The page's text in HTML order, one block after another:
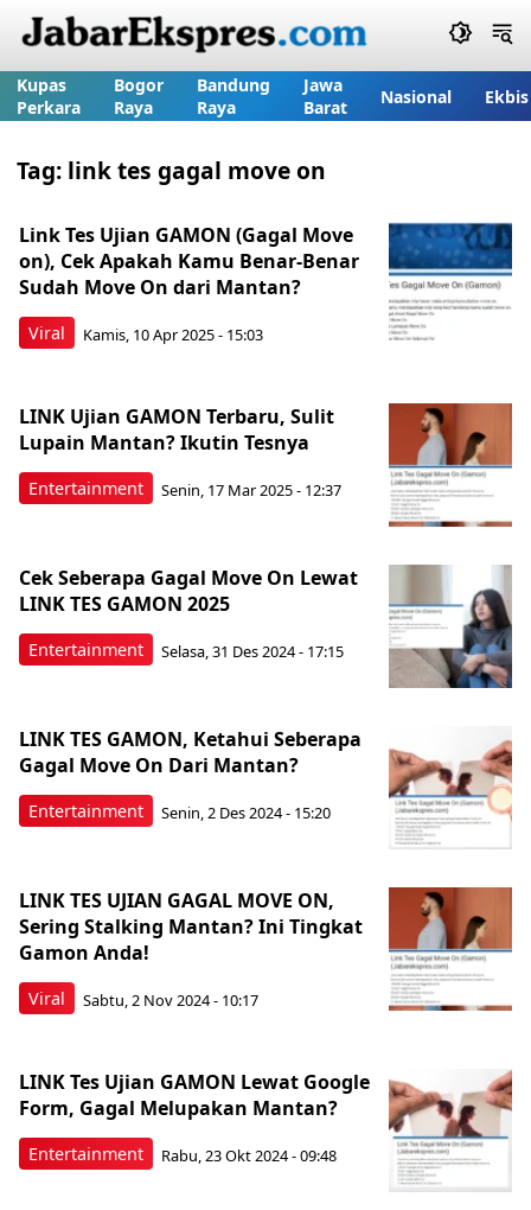
Kupas
Perkara
Bogor
Raya
Bandung
Raya
Jawa
Barat
Nasional Ekbis
Tag: link tes gagal move on
Viral
Link Tes Ujian GAMON (Gagal Move
on), Cek Apakah Kamu Benar-Benar
Sudah Move On dari Mantan?
Kamis, 10 Apr 2025 - 15:03
Entertainment
LINK Ujian GAMON Terbaru, Sulit
Lupain Mantan? Ikutin Tesnya
Senin, 17 Mar 2025 - 12:37
Entertainment
Cek Seberapa Gagal Move On Lewat
LINK TES GAMON 2025
Selasa, 31 Des 2024 - 17:15
Entertainment
LINK TES GAMON, Ketahui Seberapa
Gagal Move On Dari Mantan?
Senin, 2 Des 2024 - 15:20
Viral
LINK TES UJIAN GAGAL MOVE ON,
Sering Stalking Mantan? Ini Tingkat
Gamon Anda!
Sabtu, 2 Nov 2024 - 10:17
Entertainment
LINK Tes Ujian GAMON Lewat Google
Form, Gagal Melupakan Mantan?
Rabu, 23 Okt 2024 - 09:48